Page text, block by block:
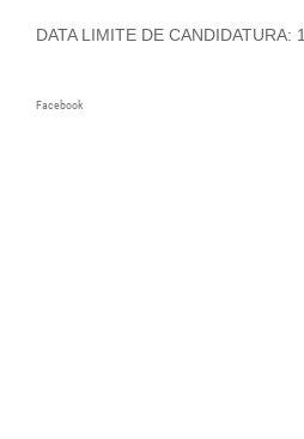
DATA LIMITE DE CANDIDATURA:
Facebook